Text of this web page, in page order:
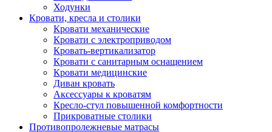
Ходунки
Кровати, кресла и столики
Кровати механические
Кровати с электроприводом
Кровать-вертикализатор
Кровати с санитарным оснащением
Кровати медицинские
Диван кровать
Аксессуары к кроватям
Кресло-стул повышенной комфортности
Прикроватные столики
Противопролежневые матрасы